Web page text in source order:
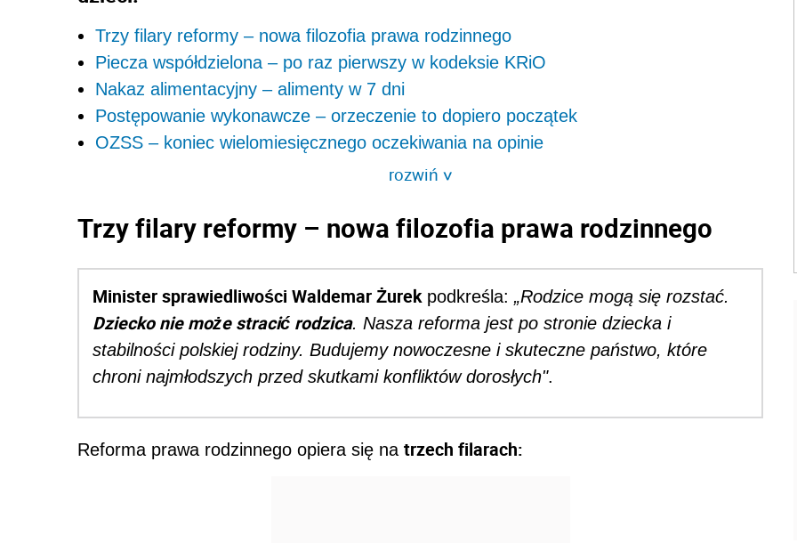
Trzy filary reformy – nowa filozofia prawa rodzinnego
Piecza współdzielona – po raz pierwszy w kodeksie KRiO
Nakaz alimentacyjny – alimenty w 7 dni
Postępowanie wykonawcze – orzeczenie to dopiero początek
OZSS – koniec wielomiesięcznego oczekiwania na opinie
rozwiń>
Trzy filary reformy – nowa filozofia prawa rodzinnego
Minister sprawiedliwości Waldemar Żurek podkreśla: „Rodzice mogą się rozstać.
Dziecko nie może stracić rodzica. Nasza reforma jest po stronie dziecka i
stabilności polskiej rodziny. Budujemy nowoczesne i skuteczne państwo, które
chroni najmłodszych przed skutkami konfliktów dorosłych".
Reforma prawa rodzinnego opiera się na trzech filarach: